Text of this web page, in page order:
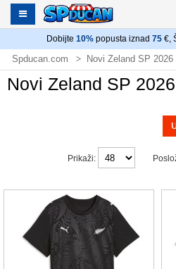
Dobijte 10% popusta iznad 75 €,
Spducan.com Novi Zeland SP 2026
Novi Zeland SP
Prikaži: